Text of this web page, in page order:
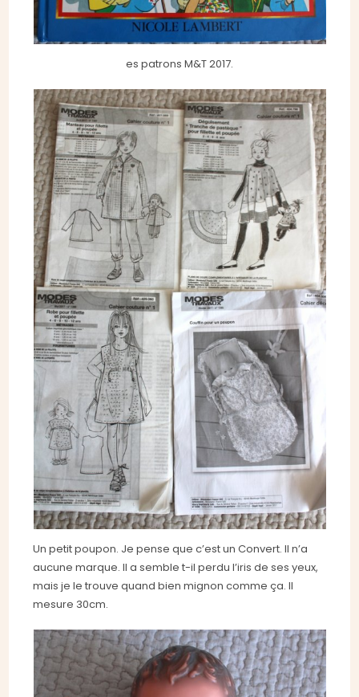
es patrons M&T 2017.
Un petit poupon. Je pense que c’est un Convert. Il n’a
aucune marque. Il a semble t-il perdu l’iris de ses yeux,
mais je le trouve quand bien mignon comme ça. Il
mesure 30cm.